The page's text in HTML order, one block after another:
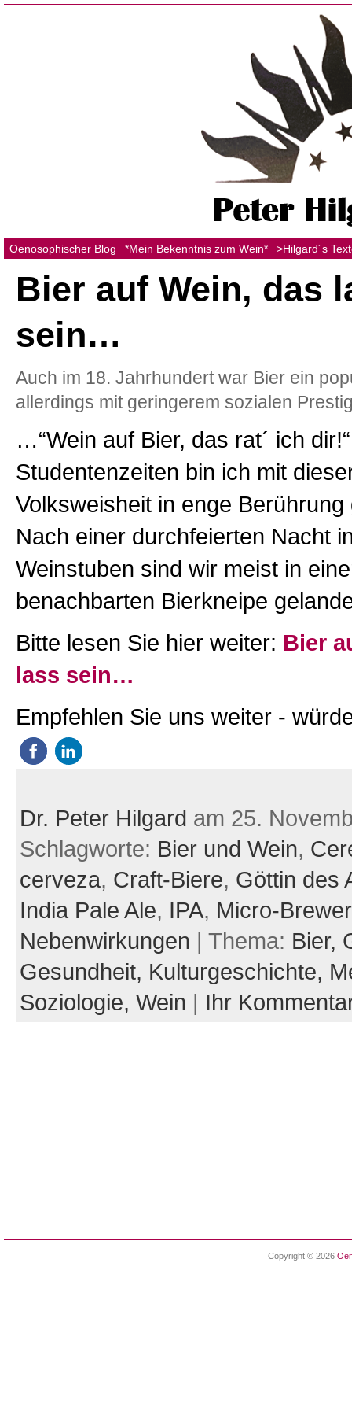
Oenosophischer Blog *Mein Bekenntnis zum Wein* >Hilgard´s
Bier auf Wein, das
sein…
Auch im 18. Jahrhundert war Bier ein
allerdings mit geringerem sozialen
…“Wein auf Bier, das rat´ ich
Studentenzeiten bin ich mit
Volksweisheit in enge
Nach einer durchfeierten Nacht
Weinstuben sind wir meist in
benachbarten Bierkneipe
Bitte lesen Sie hier weiter: Bier
lass sein…
Empfehlen Sie uns weiter -
Dr. Peter Hilgard am 25.
Schlagworte: Bier und Wein,
cerveza, Craft-Biere, Göttin des
India Pale Ale, IPA, Micro-
Nebenwirkungen | Thema: Bier,
Gesundheit, Kulturgeschichte,
Soziologie, Wein | Ihr
Copyright © 2026